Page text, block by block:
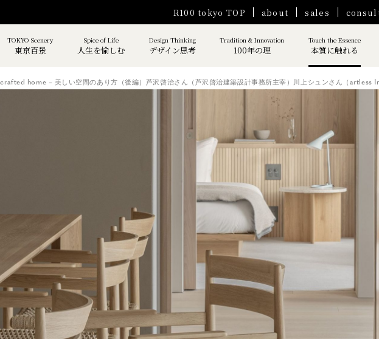
R100 tokyo TOP about sales
TOKYO Scenery
東京百景
Spice of Life
人生を愉しむ
Design Thinking
デザイン思考
Tradition & Innovation
100年の理
Touch the Essence
本質に触れる
crafted home – 美しい空間のあり方（後編）芦沢啓治さん（芦沢啓治建築設計事務所主宰）川上シュンさん（artless